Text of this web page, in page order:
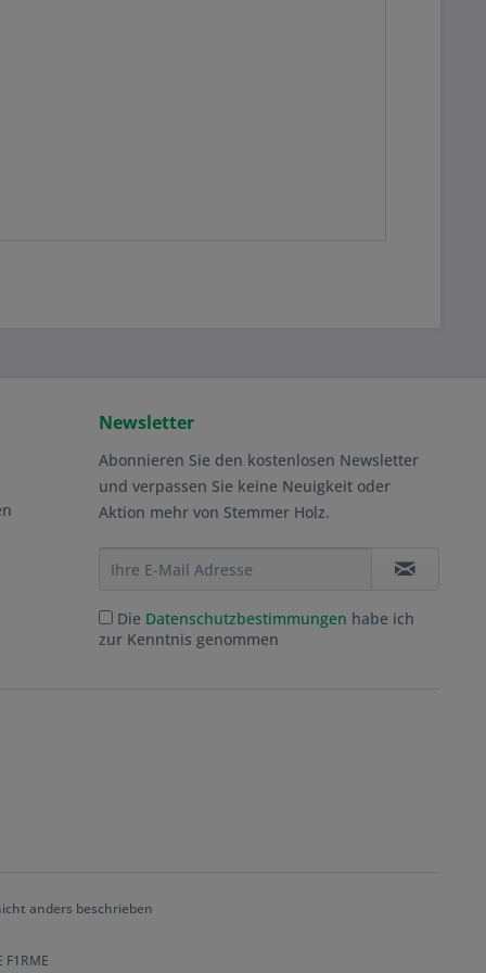
Newsletter
Abonnieren Sie den kostenlosen Newsletter
und verpassen Sie keine Neuigkeit oder
Aktion mehr von Stemmer Holz.
Die Datenschutzbestimmungen habe ich
zur Kenntnis genommen
anders beschrieben